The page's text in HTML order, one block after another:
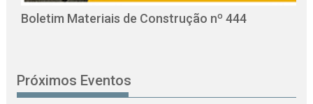
Boletim Materiais de Construção nº 444
Próximos Eventos